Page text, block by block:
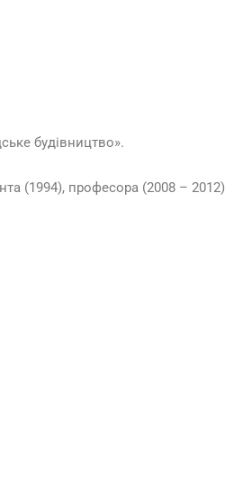
будівництво».
(1994), професора (2008 – 2012)